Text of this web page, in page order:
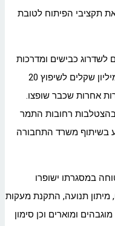
תקציבי הפיתוח לטובת
של 3 מיליון שקלים לשדרוג כבישים ומדרכות
ברחבי העיר. אושר תקציב מיוחד בסך 2 מיליון שקלים לשיפוץ 20
ילדים, אשר יצטרפו ל – 20 חצרות אחרות שכבר שופצו.
בהצטלבות רחובות התמר
אשר יבוצע בשיתוף משרד התחבורה
במסגרתו ישופרו
תנועה, התקנת מעקות
ומוארים וכן סימון